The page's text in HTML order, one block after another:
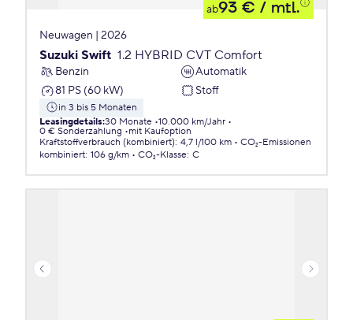
ab93 € / mtl.
Neuwagen | 2026
Suzuki Swift 1.2 HYBRID CVT Comfort
Benzin
Automatik
81 PS (60 kW)
Stoff
in 3 bis 5 Monaten
Leasingdetails:30 Monate 10.000 km/Jahr
0 € Sonderzahlung
mit Kaufoption
Kraftstoffverbrauch (kombiniert): 4,7 l/100 km
CO₂-Emissionen
kombiniert: 106 g/km CO₂-Klasse: C